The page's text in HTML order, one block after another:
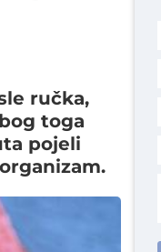
ručka,
toga
pojeli